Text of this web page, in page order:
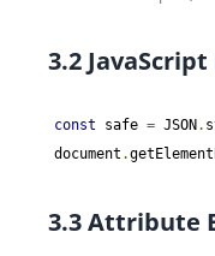
3.2 JavaScript
const safe = JSON.
document .
3.3 Attribute